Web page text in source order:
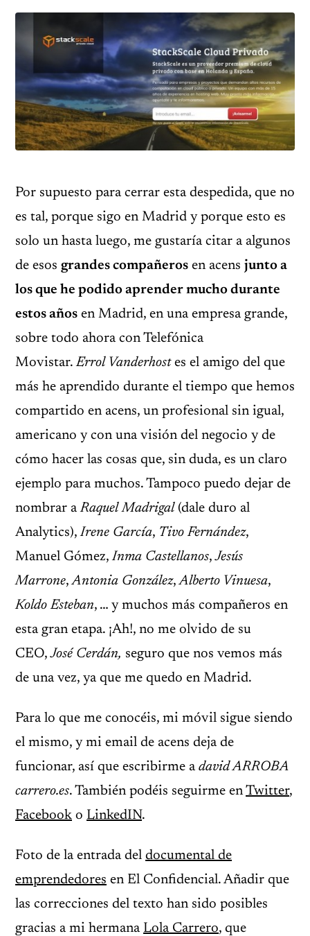
Por supuesto para cerrar esta despedida, que no
es tal, porque sigo en Madrid y porque esto es
solo un hasta luego, me gustaría citar a algunos
de esos grandes compañeros en acens junto a
los que he podido aprender mucho durante
estos años en Madrid, en una empresa grande,
sobre todo ahora con Telefónica
Movistar.Errol Vanderhostes el amigo del que
más he aprendido durante el tiempo que hemos
compartido en acens, un profesional sin igual,
americano y con una visión del negocio y de
cómo hacer las cosas que, sin duda, es un claro
ejemplo para muchos. Tampoco puedo dejar de
nombrar aRaquel Madrigal(dale duro al
Analytics),Irene García, Tivo Fernández,
Manuel Gómez,Inma Castellanos,Jesús
Marrone,Antonia González,Alberto Vinuesa,
Koldo Esteban, … y muchos más compañeros en
esta gran etapa. ¡Ah!, no me olvido de su
CEO,José Cerdán, seguro que nos vemos más
de una vez, ya que me quedo en Madrid.
Para lo que me conocéis, mi móvil sigue siendo
el mismo, y mi email de acens deja de
funcionar, así que escribirme a david ARROBA
carrero.es. También podéis seguirme enTwitter,
Facebook o LinkedIN.
Foto de la entrada del documental de
emprendedores en El Confidencial. Añadir que
las correcciones del texto han sido posibles
gracias a mi hermana Lola Carrero, que